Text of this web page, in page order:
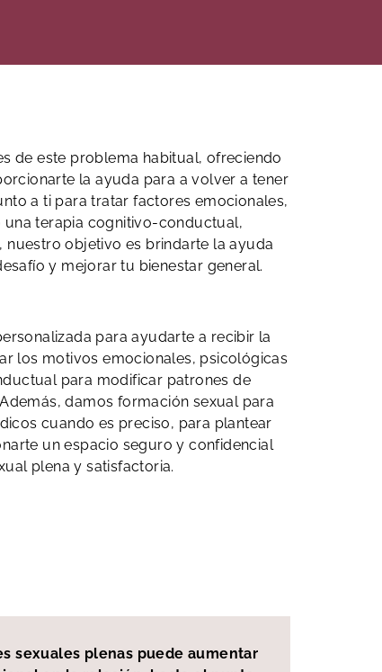
de este problema habitual, ofreciendo
la ayuda para a volver a tener
a ti para tratar factores emocionales,
una terapia cognitivo-conductual,
objetivo es brindarte la ayuda
y mejorar tu bienestar general.
para ayudarte a recibir la
los motivos emocionales, psicológicas
para modificar patrones de
damos formación sexual para
cuando es preciso, para plantear
un espacio seguro y confidencial
plena y satisfactoria.
sexuales plenas puede aumentar